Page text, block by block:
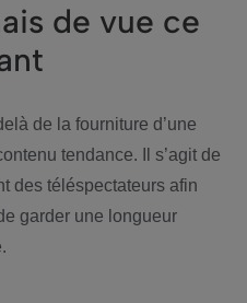
de vue ce
de la fourniture d’une
tendance. Il s’agit de
des téléspectateurs afin
garder une longueur